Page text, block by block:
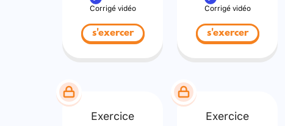
Corrigé vidéo
s'exercer
Corrigé vidéo
s'exercer
Exercice Exercice